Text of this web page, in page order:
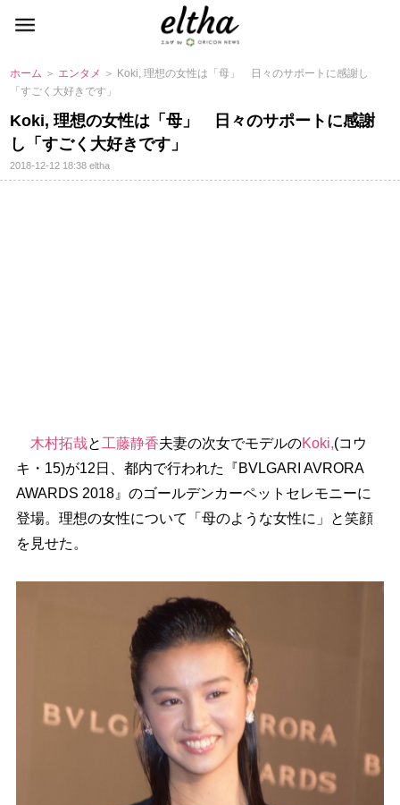
ホーム ＞ エンタメ ＞ Koki, 理想の女性は「母」 日々のサポートに感謝し
「すごく大好きです」
Koki, 理想の女性は「母」 日々のサポートに感謝
し「すごく大好きです」
2018-12-12 18:38eltha
木村拓哉と 工藤静香夫妻の次女でモデルのKoki,(コウ
キ・15)が12日、都内で行われた『BVLGARI AVRORA
AWARDS 2018』のゴールデンカーペットセレモニーに
登場。理想の女性について「母のような女性に」と笑顔
を見せた。